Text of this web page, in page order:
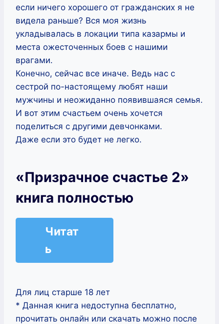
если ничего хорошего от гражданских я не
видела раньше? Вся моя жизнь
укладывалась в локации типа казармы и
места ожесточенных боев с нашими
врагами.
Конечно, сейчас все иначе. Ведь нас с
сестрой по-настоящему любят наши
мужчины и неожиданно появившаяся семья.
И вот этим счастьем очень хочется
поделиться с другими девчонками.
Даже если это будет не легко.
«Призрачное счастье 2»
книга полностью
Читат
ь
Для лиц старше 18 лет
* Данная книга недоступна бесплатно,
прочитать онлайн или скачать можно после